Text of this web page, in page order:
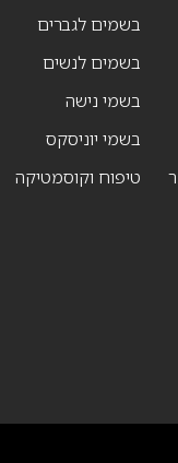
בשמים לגברים
בשמים לנשים
בשמי נישה
בשמי יוניסקס
טיפוח וקוסמטיקה